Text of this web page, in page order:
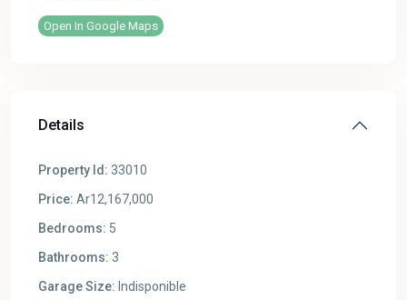
Open In Google Maps
Details
Property Id: 33010
Price: Ar12,167,000
Bedrooms: 5
Bathrooms: 3
Garage Size: Indisponible